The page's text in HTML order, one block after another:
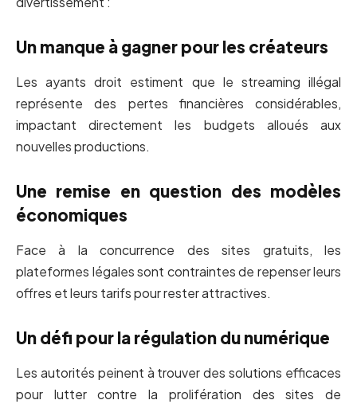
Un manque à gagner pour les créateurs
Les ayants droit estiment que le streaming illégal
représente des pertes financières considérables,
impactant directement les budgets alloués aux
nouvelles productions.
Une remise en question des modèles
économiques
Face à la concurrence des sites gratuits, les
plateformes légales sont contraintes de repenser leurs
offres et leurs tarifs pour rester attractives.
Un défi pour la régulation du numérique
Les autorités peinent à trouver des solutions efficaces
pour lutter contre la prolifération des sites de